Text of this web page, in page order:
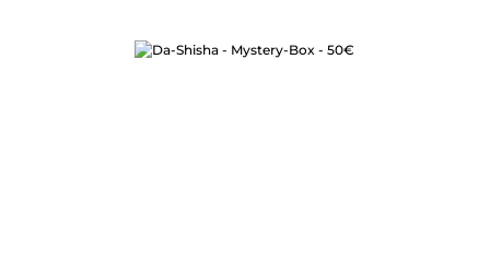
Bildergalerie überspringen